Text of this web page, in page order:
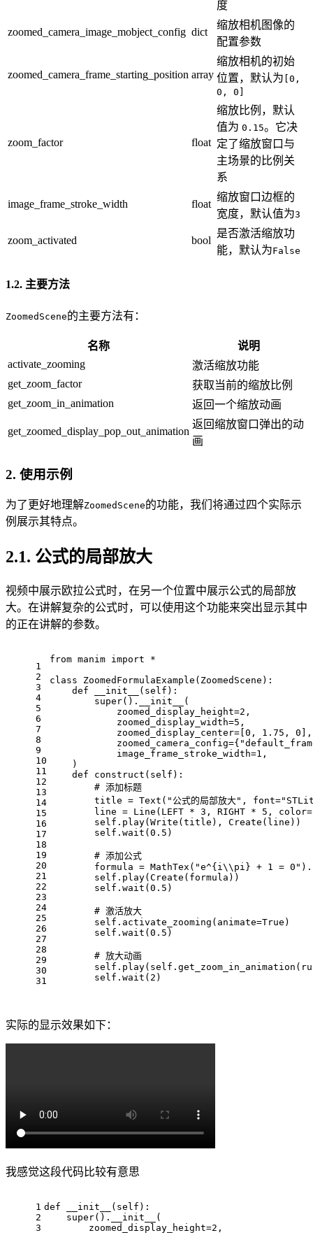
度
zoomed_camera_image_mobject_config dict
缩放相机图像的
配置参数
zoomed_camera_frame_starting_position array
缩放相机的初始
位置，默认为 [0,
0, 0]
zoom_factor float
缩放比例，默认
值为 0.15。它决
定了缩放窗口与
主场景的比例关
系
image_frame_stroke_width float
缩放窗口边框的
宽度，默认值为3
zoom_activated bool
是否激活缩放功
能，默认为False
1.2. 主要方法
ZoomedScene的主要方法有：
名称
说明
activate_zooming
激活缩放功能
get_zoom_factor
获取当前的缩放比例
get_zoom_in_animation
返回一个缩放动画
get_zoomed_display_pop_out_animation
返回缩放窗口弹出的动
画
2. 使用示例
为了更好地理解ZoomedScene的功能，我们将通过四个实际示
例展示其特点。
2.1. 公式的局部放大
视频中展示欧拉公式时，在另一个位置中展示公式的局部放
大。在讲解复杂的公式时，可以使用这个功能来突出显示其中
的正在讲解的参数。
1
2
3
4
5
6
7
8
9
10
11
12
13
14
15
16
17
18
19
20
21
22
23
24
25
26
27
28
29
30
31
from manim import *
class ZoomedFormulaExample(ZoomedScene):
    def __init__(self):
        super().__init__(
            zoomed_display_height=2,
            zoomed_display_width=5,
            zoomed_display_center=[0, 1.75, 0],
            image_frame_stroke_width=1,
    )
    def construct(self):
        # 添加标题
title = Text("公式的局部放大",
line = Line(LEFT * 3, RIGHT * 5,
        self.play(Write(title), Create(line))
        self.wait(0.5)
        # 添加公式
formula = MathTex("e^{i\\pi} + 1 =
        self.play(Create(formula))
        self.wait(0.5)
        # 激活放大
        self.activate_zooming(animate=True)
        self.wait(0.5)
        # 放大动画
        self.wait(2)
实际的显示效果如下：
我感觉这段代码比较有意思
1
2
3
def __init__(self):
    super().__init__(
        zoomed_display_height=2,